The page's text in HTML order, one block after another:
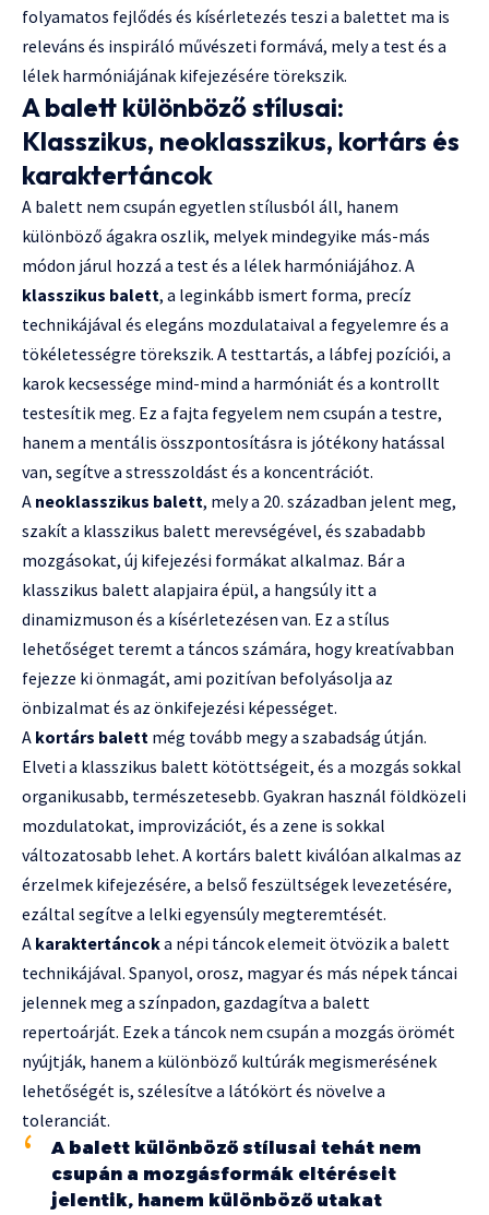
folyamatos fejlődés és kísérletezés teszi a balettet ma is
releváns és inspiráló művészeti formává, mely a test és a
lélek harmóniájának kifejezésére törekszik.
A balett különböző stílusai:
Klasszikus, neoklasszikus, kortárs és
karaktertáncok
A balett nem csupán egyetlen stílusból áll, hanem
különböző ágakra oszlik, melyek mindegyike más-más
módon járul hozzá a test és a lélek harmóniájához. A
klasszikus balett, a leginkább ismert forma, precíz
technikájával és elegáns mozdulataival a fegyelemre és a
tökéletességre törekszik. A testtartás, a lábfej pozíciói, a
karok kecsessége mind-mind a harmóniát és a kontrollt
testesítik meg. Ez a fajta fegyelem nem csupán a testre,
hanem a mentális összpontosításra is jótékony hatással
van, segítve a stresszoldást és a koncentrációt.
A neoklasszikus balett, mely a 20. században jelent meg,
szakít a klasszikus balett merevségével, és szabadabb
mozgásokat, új kifejezési formákat alkalmaz. Bár a
klasszikus balett alapjaira épül, a hangsúly itt a
dinamizmuson és a kísérletezésen van. Ez a stílus
lehetőséget teremt a táncos számára, hogy kreatívabban
fejezze ki önmagát, ami pozitívan befolyásolja az
önbizalmat és az önkifejezési képességet.
A kortárs balett még tovább megy a szabadság útján.
Elveti a klasszikus balett kötöttségeit, és a mozgás sokkal
organikusabb, természetesebb. Gyakran használ földközeli
mozdulatokat, improvizációt, és a zene is sokkal
változatosabb lehet. A kortárs balett kiválóan alkalmas az
érzelmek kifejezésére, a belső feszültségek levezetésére,
ezáltal segítve a lelki egyensúly megteremtését.
A karaktertáncoka népi táncok elemeit ötvözik a balett
technikájával. Spanyol, orosz, magyar és más népek táncai
jelennek meg a színpadon, gazdagítva a balett
repertoárját. Ezek a táncok nem csupán a mozgás örömét
nyújtják, hanem a különböző kultúrák megismerésének
lehetőségét is, szélesítve a látókört és növelve a
toleranciát.
A balett különböző stílusai tehát nem
csupán a mozgásformák eltéréseit
jelentik, hanem különböző utakat